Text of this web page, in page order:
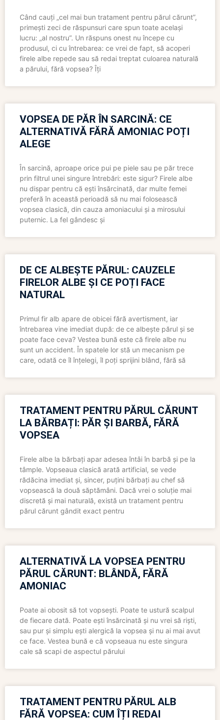
Când cauți „cel mai bun tratament pentru părul cărunt”,
primești zeci de răspunsuri care spun toate același
lucru: „al nostru”. Un răspuns onest nu începe cu
produsul, ci cu întrebarea: ce vrei de fapt, să acoperi
firele albe repede sau să redai treptat culoarea naturală
a părului, fără vopsea? Îți
VOPSEA DE PĂR ÎN SARCINĂ: CE
ALTERNATIVĂ FĂRĂ AMONIAC POȚI
ALEGE
În sarcină, aproape orice pui pe piele sau pe păr trece
prin filtrul unei singure întrebări: este sigur? Firele albe
nu dispar pentru că ești însărcinată, dar multe femei
preferă în această perioadă să nu mai folosească
vopsea clasică, din cauza amoniacului și a mirosului
puternic. La fel gândesc și
DE CE ALBEȘTE PĂRUL: CAUZELE
FIRELOR ALBE ȘI CE POȚI FACE
NATURAL
Primul fir alb apare de obicei fără avertisment, iar
întrebarea vine imediat după: de ce albește părul și se
poate face ceva? Vestea bună este că firele albe nu
sunt un accident. În spatele lor stă un mecanism pe
care, odată ce îl înțelegi, îl poți sprijini blând, fără să
TRATAMENT PENTRU PĂRUL CĂRUNT
LA BĂRBAȚI: PĂR ȘI BARBĂ, FĂRĂ
VOPSEA
Firele albe la bărbați apar adesea întâi în barbă și pe la
tâmple. Vopseaua clasică arată artificial, se vede
rădăcina imediat și, sincer, puțini bărbați au chef să
vopsească la două săptămâni. Dacă vrei o soluție mai
discretă și mai naturală, există un tratament pentru
părul cărunt gândit exact pentru
ALTERNATIVĂ LA VOPSEA PENTRU
PĂRUL CĂRUNT: BLÂNDĂ, FĂRĂ
AMONIAC
Poate ai obosit să tot vopsești. Poate te ustură scalpul
de fiecare dată. Poate ești însărcinată și nu vrei să riști,
sau pur și simplu ești alergică la vopsea și nu ai mai avut
ce face. Vestea bună e că vopseaua nu este singura
cale să scapi de aspectul părului
TRATAMENT PENTRU PĂRUL ALB
FĂRĂ VOPSEA: CUM ÎȚI REDAI